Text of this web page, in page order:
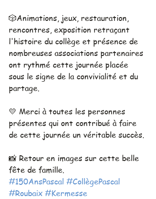
🎲Animations, jeux, restauration,
rencontres, exposition retraçant
l'histoire du collège et présence de
nombreuses associations partenaires
ont rythmé cette journée placée
sous le signe de la convivialité et du
partage.
💛 Merci à toutes les personnes
présentes qui ont contribué à faire
de cette journée un véritable succès.
📸 Retour en images sur cette belle
fête de famille.
#150AnsPascal #CollègePascal
#Roubaix #Kermesse